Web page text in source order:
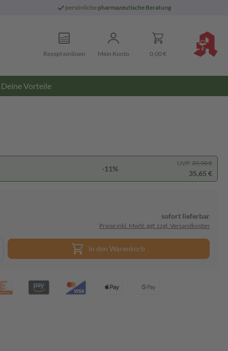
persönliche pharmazeutische Beratung
Rezept einlösen Mein Konto 0,00 €
Deine Vorteile
-11%
UVP: 39,90 €
35,65 €
sofort lieferbar
Preise inkl. MwSt. ggf. zzgl. Versandkosten
In den Warenkorb